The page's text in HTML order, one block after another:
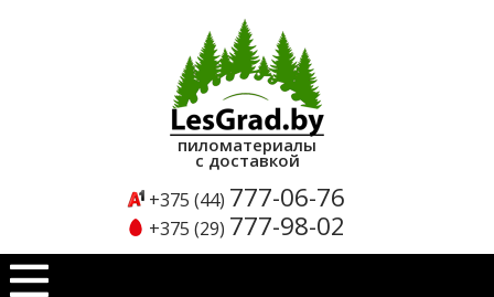
пиломатериалы
с доставкой
+375 (44) 777-06-76
+375 (29) 777-98-02
о
к